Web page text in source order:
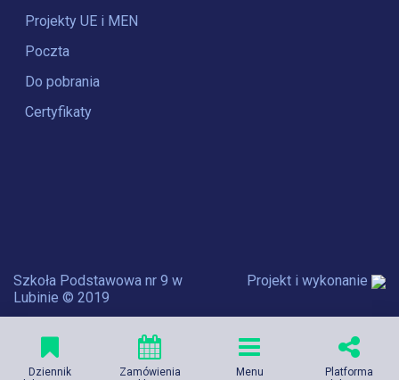
Projekty UE i MEN
Poczta
Do pobrania
Certyfikaty
Szkoła Podstawowa nr 9 w
Lubinie © 2019
Projekt i wykonanie
Dziennik
Zamówienia
Menu
Platforma